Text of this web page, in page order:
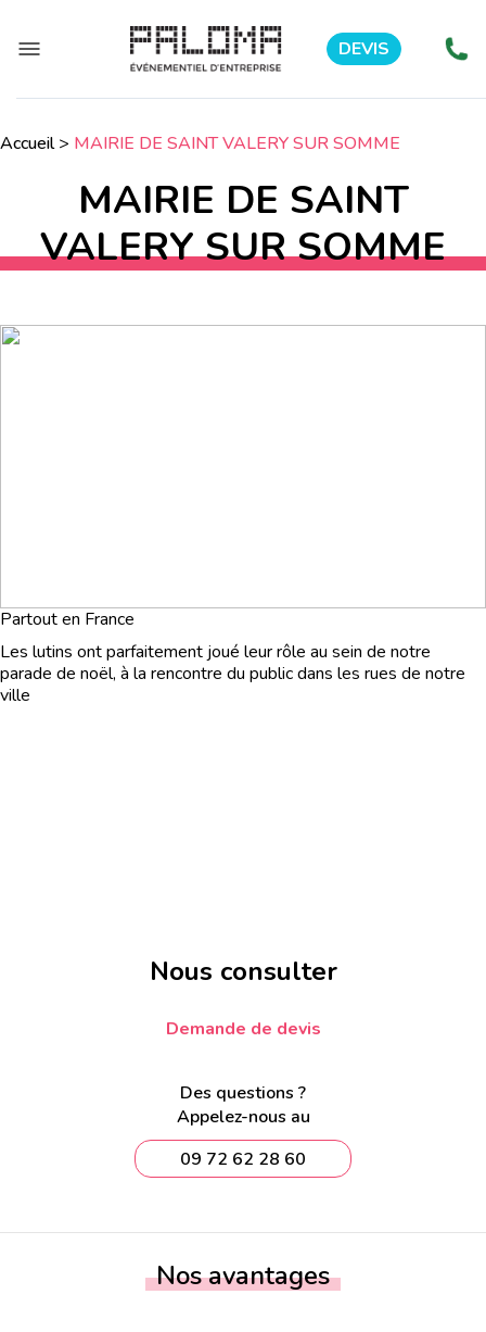
DEVIS
Accueil> MAIRIE DE SAINT VALERY SUR SOMME
MAIRIE DE SAINT
VALERY SUR SOMME
Partout en France
Les lutins ont parfaitement joué leur rôle au sein de notre
parade de noël, à la rencontre du public dans les rues de notre
ville
Nous consulter
Demande de devis
Des questions ?
Appelez-nous au
09 72 62 28 60
Nos avantages